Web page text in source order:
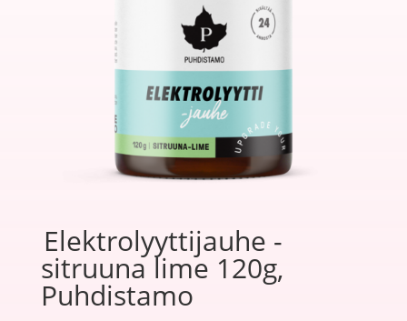
Elektrolyyttijauhe -
sitruuna lime 120g,
Puhdistamo